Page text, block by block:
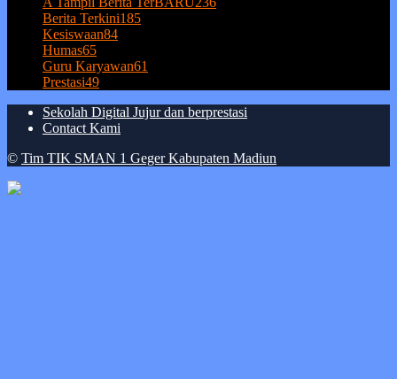
Berita Terkini185
Kesiswaan84
Humas65
Guru Karyawan61
Prestasi49
Sekolah Digital Jujur dan berprestasi
Contact Kami
© Tim TIK SMAN 1 Geger Kabupaten Madiun